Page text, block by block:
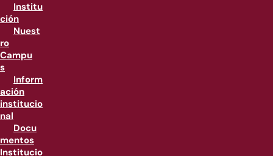
Institu
ción
Nuest
ro
Campu
s
Inform
ación
institucio
nal
Docu
mentos
Institucio